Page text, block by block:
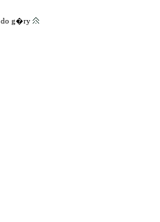
do g�ry